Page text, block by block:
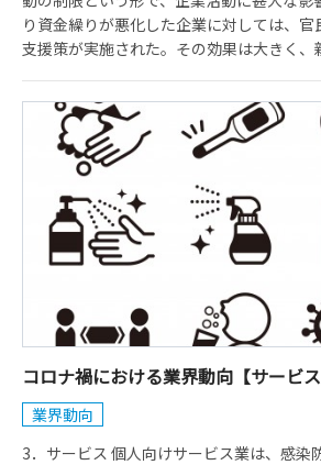
り資金繰りが悪化した企業に対しては、
支援策が実施された。その効果は大きく、
コロナ禍における業界動向【サービス
業界動向
3．サービス 個人向けサービス業は、感染